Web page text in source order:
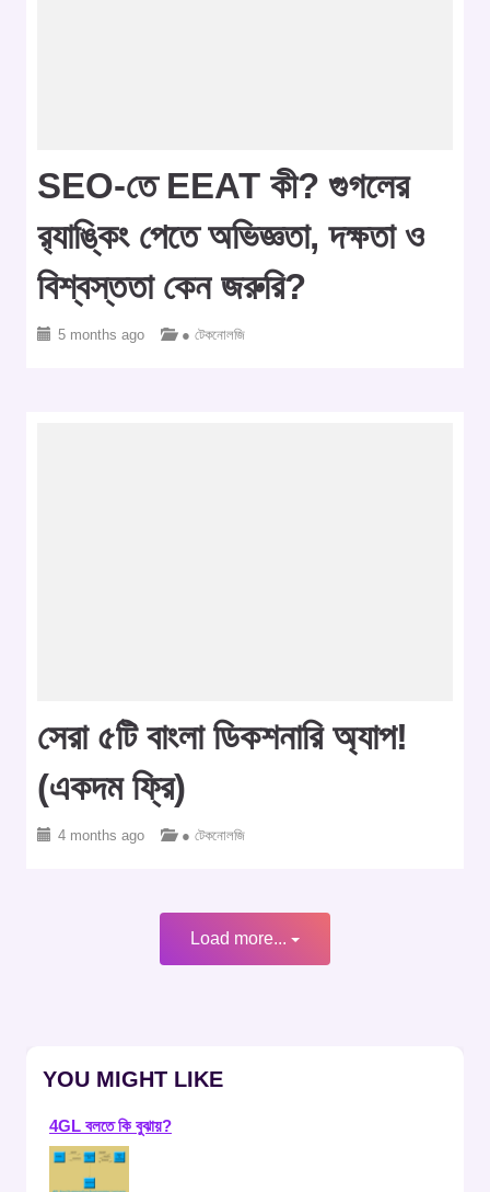
SEO-তে EEAT কী? গুগলের
র‍্যাঙ্কিং পেতে অভিজ্ঞতা, দক্ষতা ও
বিশ্বস্ততা কেন জরুরি?
5 months ago ● টেকনোলজি
সেরা ৫টি বাংলা ডিকশনারি অ্যাপ!
(একদম ফ্রি)
4 months ago ● টেকনোলজি
Load more...
YOU MIGHT LIKE
4GL বলতে কি বুঝায়?